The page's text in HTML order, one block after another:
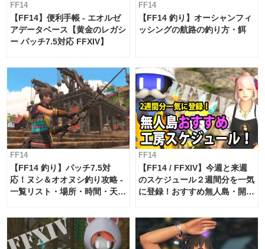
FF14
【FF14】便利手帳 - エオルゼ
アデータベース【黄金のレガシ
ー パッチ7.5対応 FFXIV】
FF14
【FF14 釣り】オーシャンフィ
ッシングの航路の釣り方・餌
FF14
【FF14 釣り】パッチ7.5対
応！ヌシ＆オオヌシ釣り攻略 -
一覧リスト・場所・時間・天
FF14
【FF14 / FFXIV】今週と来週
のスケジュール２週間分を一気
に登録！おすすめ無人島・開拓